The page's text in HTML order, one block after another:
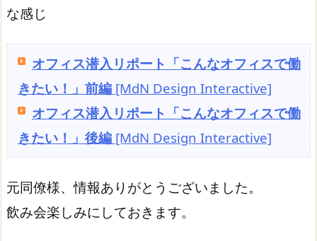
な感じ
オフィス潜入リポート「こんなオフィスで働
きたい！」前編 [MdN Design Interactive]
オフィス潜入リポート「こんなオフィスで働
きたい！」後編 [MdN Design Interactive]
元同僚様、情報ありがとうございました。
飲み会楽しみにしておきます。